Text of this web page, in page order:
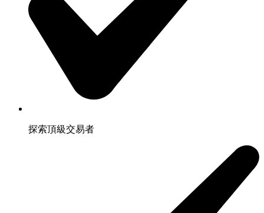
探索頂級交易者